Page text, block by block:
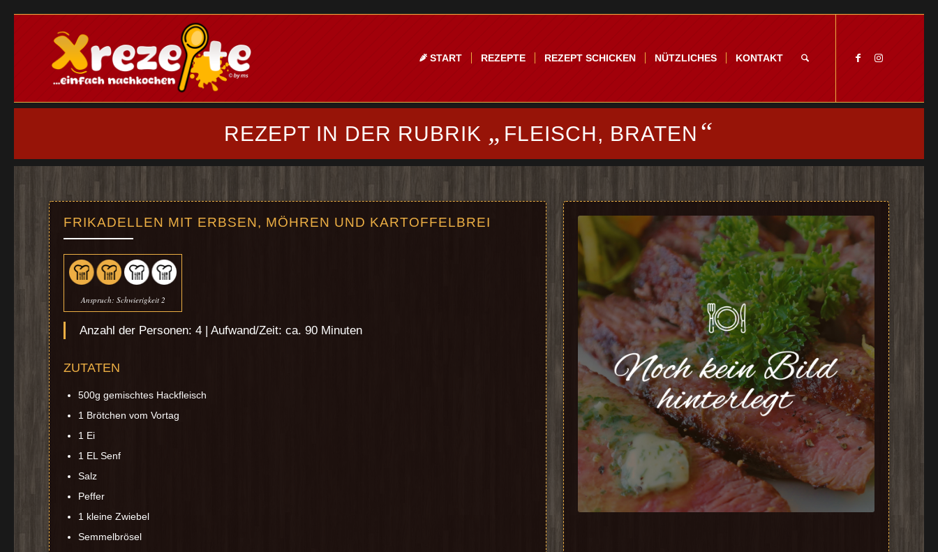
START REZEPTE REZEPT SCHICKEN NÜTZLICHES KONTAKT
REZEPT IN DER RUBRIK „ FLEISCH, BRATEN “
FRIKADELLEN MIT ERBSEN, MÖHREN UND KARTOFFELBREI
Anspruch: Schwierigkeit 2
Anzahl der Personen: 4 | Aufwand/Zeit: ca. 90 Minuten
ZUTATEN
500g gemischtes Hackfleisch
1 Brötchen vom Vortag
1 Ei
1 EL Senf
Salz
Peffer
1 kleine Zwiebel
Semmelbrösel